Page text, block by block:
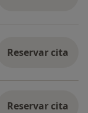
acompaño con
de humor
Reservar cita
Reservar cita